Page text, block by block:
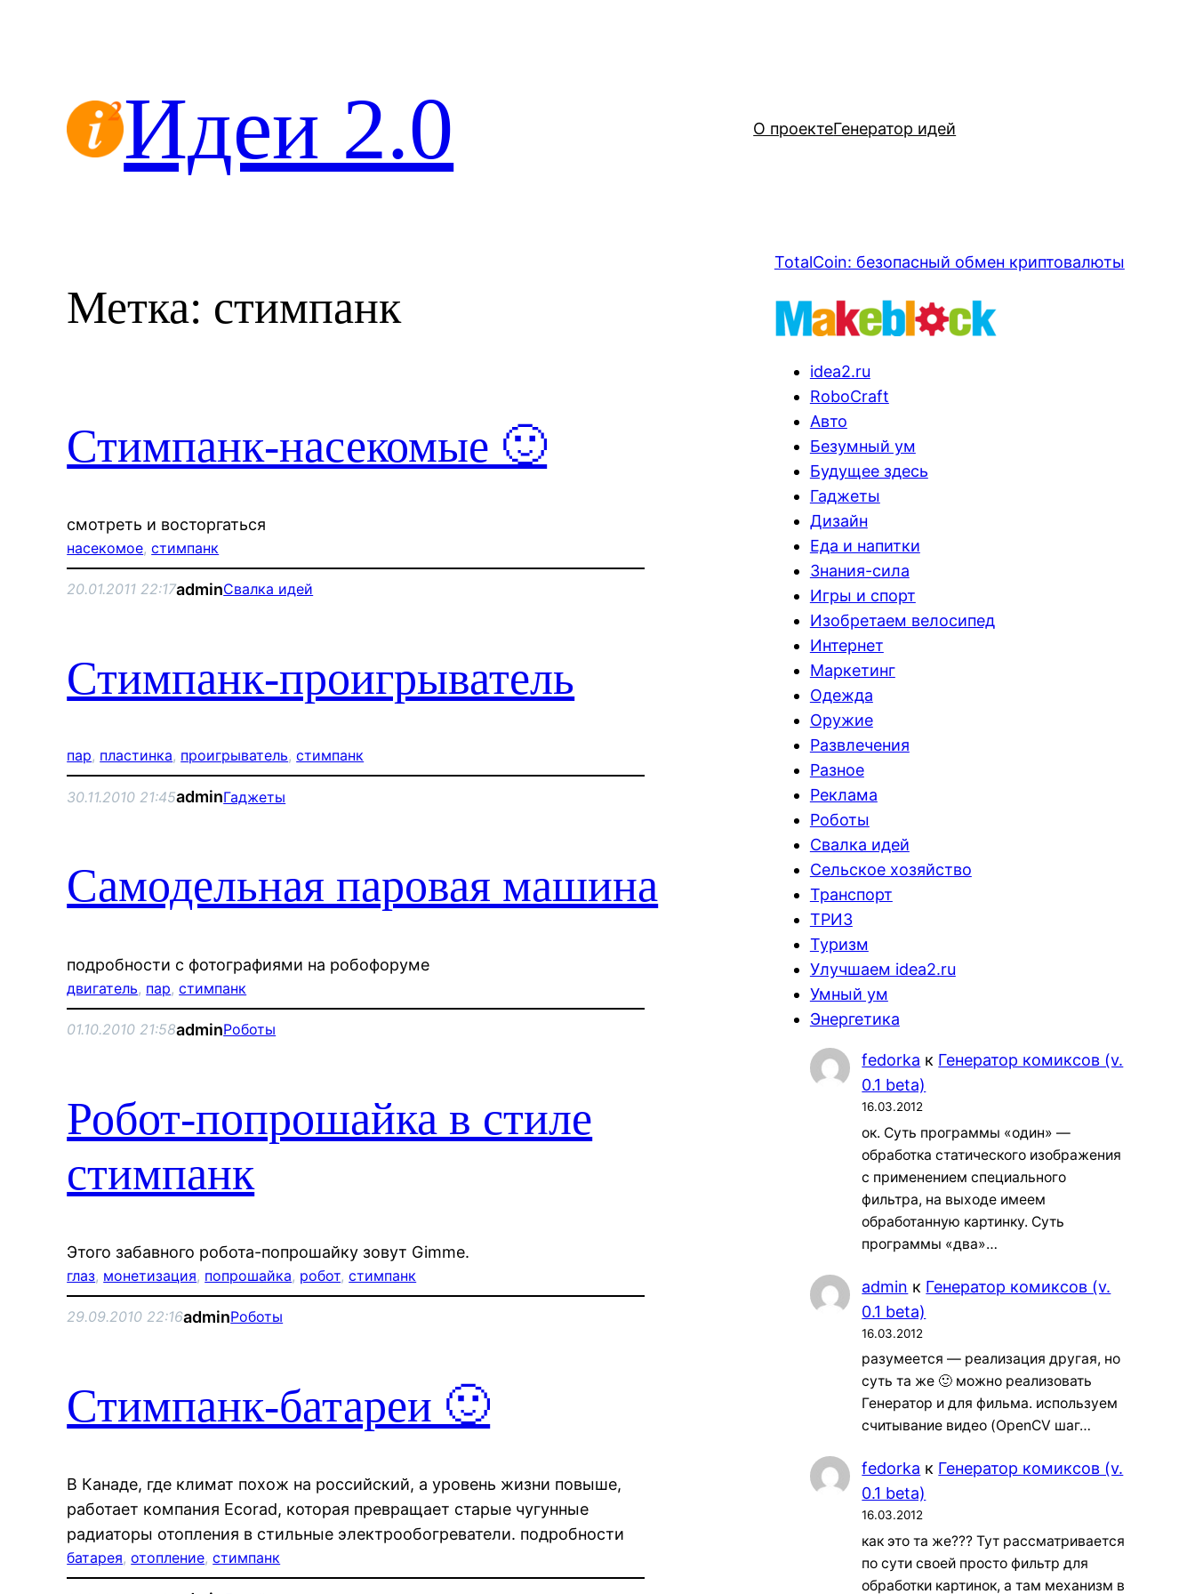
Идеи 2.0 О проектеГенератор идей
Метка: стимпанк
Стимпанк-насекомые 🙂
смотреть и восторгаться
насекомое, стимпанк
20.01.2011 22:17adminСвалка идей
Стимпанк-проигрыватель
пар, пластинка, проигрыватель, стимпанк
30.11.2010 21:45adminГаджеты
Самодельная паровая машина
подробности с фотографиями на робофоруме
двигатель, пар, стимпанк
01.10.2010 21:58adminРоботы
Робот-попрошайка в стиле
стимпанк
Этого забавного робота-попрошайку зовут Gimme.
глаз, монетизация, попрошайка, робот, стимпанк
29.09.2010 22:16adminРоботы
Стимпанк-батареи 🙂
В Канаде, где климат похож на российский, а уровень жизни повыше,
работает компания Ecorad, которая превращает старые чугунные
радиаторы отопления в стильные электрообогреватели. подробности
батарея, отопление, стимпанк
TotalCoin: безопасный обмен криптовалюты
idea2.ru
RoboCraft
Авто
Безумный ум
Будущее здесь
Гаджеты
Дизайн
Еда и напитки
Знания-сила
Игры и спорт
Изобретаем велосипед
Интернет
Маркетинг
Одежда
Оружие
Развлечения
Разное
Реклама
Роботы
Свалка идей
Сельское хозяйство
Транспорт
ТРИЗ
Туризм
Улучшаем idea2.ru
Умный ум
Энергетика
fedorka к Генератор комиксов (v.
0.1 beta)
16.03.2012
ок. Суть программы «один» —
обработка статического изображения
с применением специального
фильтра, на выходе имеем
обработанную картинку. Суть
программы «два»…
admin к Генератор комиксов (v.
0.1 beta)
16.03.2012
разумеется — реализация другая, но
суть та же 🙂 можно реализовать
Генератор и для фильма. используем
считывание видео (OpenCV шаг…
fedorka к Генератор комиксов (v.
0.1 beta)
16.03.2012
как это та же??? Тут рассматривается
по сути своей просто фильтр для
обработки картинок, а там механизм в